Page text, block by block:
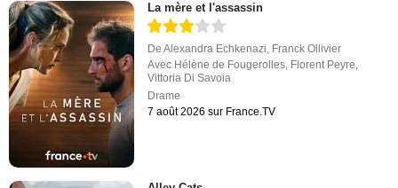
La mère et l'assassin
DeAlexandra Echkenazi, Franck Ollivier
Avec Hélène de Fougerolles, Florent Peyre,
Vittoria Di Savoia
Drame
7 août 2026 sur France.TV